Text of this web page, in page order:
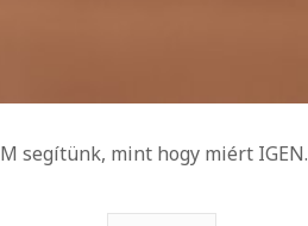
segítünk, mint hogy miért IGEN.